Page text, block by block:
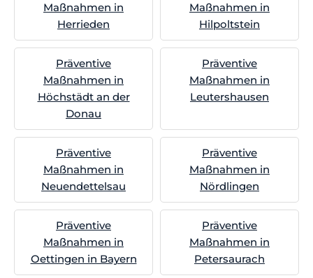
Maßnahmen in
Herrieden
Maßnahmen in
Hilpoltstein
Präventive
Maßnahmen in
Höchstädt an der
Donau
Präventive
Maßnahmen in
Leutershausen
Präventive
Maßnahmen in
Neuendettelsau
Präventive
Maßnahmen in
Nördlingen
Präventive
Maßnahmen in
Oettingen in Bayern
Präventive
Maßnahmen in
Petersaurach